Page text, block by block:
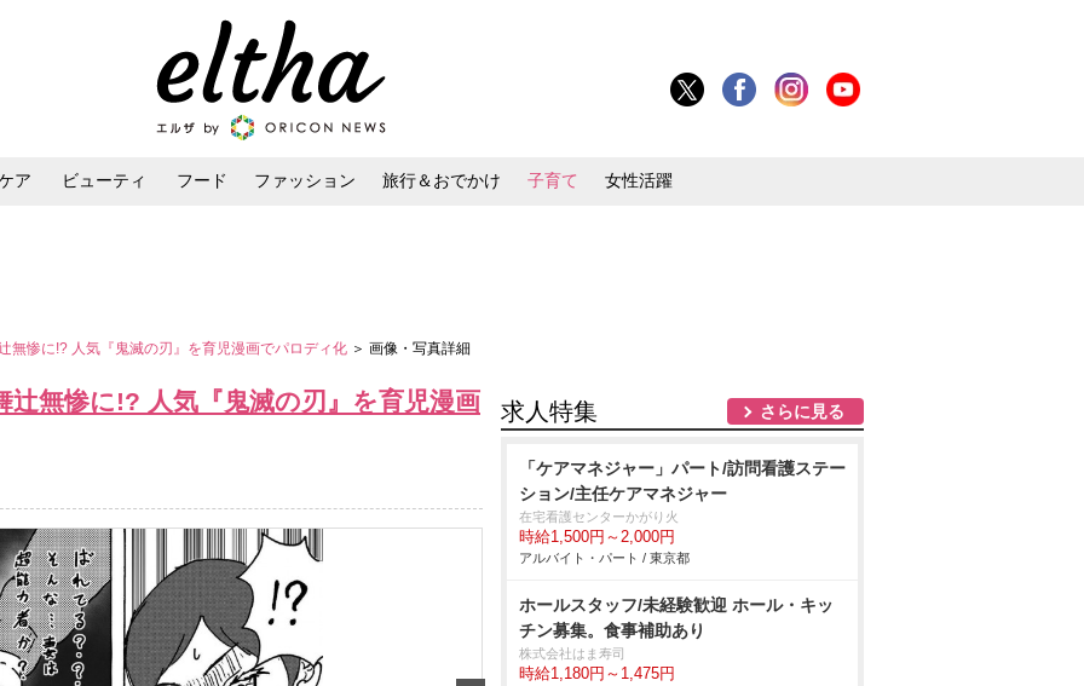
ア ビューティ フード ファッション 旅行＆おでかけ 子育て 女性活躍
無惨に!? 人気『鬼滅の刃』を育児漫画でパロディ化 ＞ 画像・写真詳細
辻無惨に!? 人気『鬼滅の刃』を育児漫画 求人特集 さらに見る
「ケアマネジャー」パート/訪問看護ステー
ション/主任ケアマネジャー
在宅看護センターかがり火
時給1,500円～2,000円
アルバイト・パート / 東京都
ホールスタッフ/未経験歓迎 ホール・キッ
チン募集。食事補助あり
株式会社はま寿司
時給1,180円～1,475円